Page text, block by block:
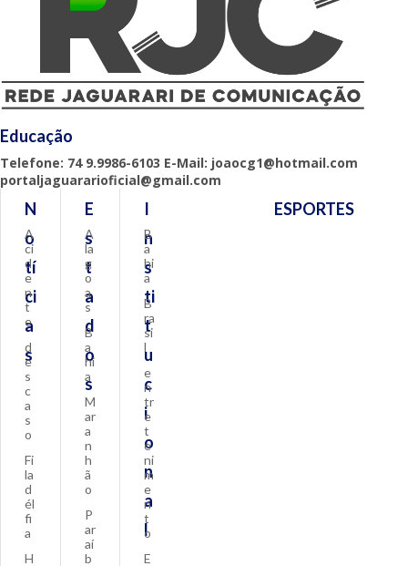
Educação
Telefone: 74 9.9986-6103 E-Mail: joaocg1@hotmail.com
portaljaguararioficial@gmail.com
N
o
tí
ci
a
s
A
ci
d
e
n
t
e
d
e
s
c
a
s
o
Fi
la
d
él
fi
a
H
E
s
t
a
d
o
s
A
la
g
o
a
s
B
a
hi
a
M
ar
a
n
h
ã
o
P
ar
aí
b
I
n
s
ti
t
u
c
i
o
n
a
l
B
a
hi
a
B
ra
si
l
e
n
tr
e
t
e
ni
m
e
n
t
o
E
ESPORTES